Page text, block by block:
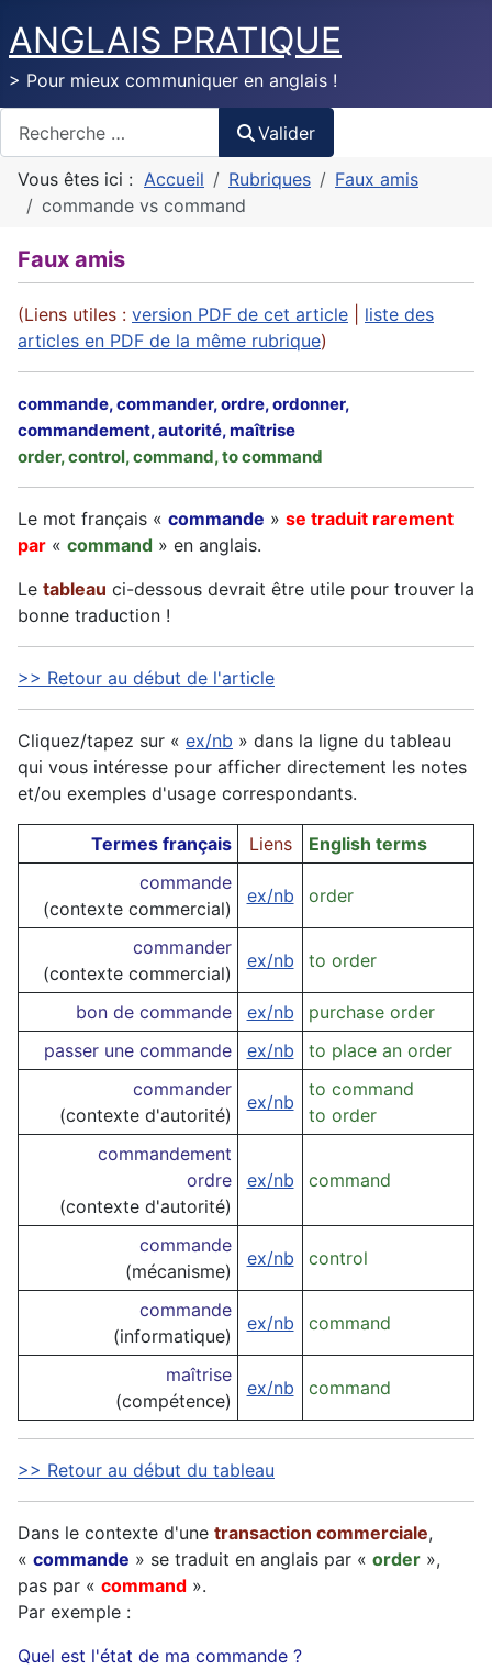
ANGLAIS PRATIQUE
> Pour mieux communiquer en anglais !
Valider
Vous êtes ici : Accueil Rubriques
Faux amis
commande vs command
Faux amis
(Liens utiles : version PDF de cet article
liste des
articles en PDF de la même rubrique)
commande, commander, ordre, ordonner,
commandement, autorité, maîtrise
order, control, command, to command
Le mot français « commande » se traduit rarement
par « command » en anglais.
Le tableau ci-dessous devrait être utile pour trouver la
bonne traduction !
>> Retour au début de l'article
Cliquez/tapez sur « ex/nb » dans la ligne du tableau
qui vous intéresse pour afficher directement les notes
et/ou exemples d'usage correspondants.
Termes français Liens
English terms
commande
(contexte commercial)
ex/nb order
commander
(contexte commercial)
ex/nb to order
bon de commande ex/nb
purchase order
passer une commande
ex/nb
to place an order
commander
(contexte d'autorité)
ex/nb
to command
to order
commandement
ordre
(contexte d'autorité)
ex/nb command
commande
(mécanisme)
ex/nb control
commande
(informatique)
ex/nb command
maîtrise
(compétence)
ex/nb command
>> Retour au début du tableau
Dans le contexte d'une transaction commerciale,
« commande » se traduit en anglais par « order »,
pas par « command ».
Par exemple :
Quel est l'état de ma commande ?